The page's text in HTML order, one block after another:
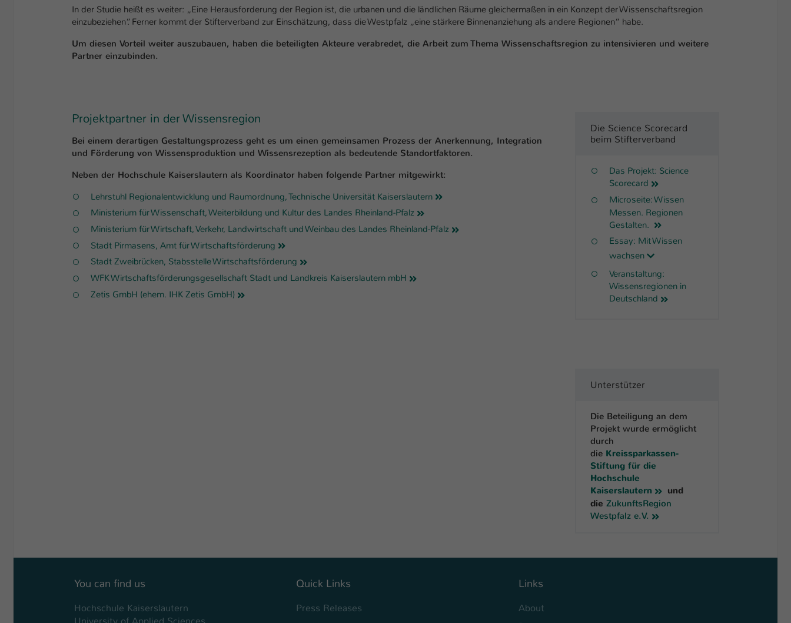
In der Studie heißt es weiter: „Eine Herausforderung der Region ist, die urbanen und die ländlichen Räume gleichermaßen in ein Konzept der Wissenschaftsregion
einzubeziehen“. Ferner kommt der Stifterverband zur Einschätzung, dass die Westpfalz „eine stärkere Binnenanziehung als andere Regionen“ habe.
Um diesen Vorteil weiter auszubauen, haben die beteiligten Akteure verabredet, die Arbeit zum Thema Wissenschaftsregion zu intensivieren und weitere
Partner einzubinden.
Projektpartner in der Wissensregion
Bei einem derartigen Gestaltungsprozess geht es um einen gemeinsamen Prozess der Anerkennung, Integration
und Förderung von Wissensproduktion und Wissensrezeption als bedeutende Standortfaktoren.
Neben der Hochschule Kaiserslautern als Koordinator haben folgende Partner mitgewirkt:
Lehrstuhl Regionalentwicklung und Raumordnung, Technische Universität Kaiserslautern
Ministerium für Wissenschaft, Weiterbildung und Kultur des Landes Rheinland-Pfalz
Ministerium für Wirtschaft, Verkehr, Landwirtschaft und Weinbau des Landes Rheinland-Pfalz
Stadt Pirmasens, Amt für Wirtschaftsförderung
Stadt Zweibrücken, Stabsstelle Wirtschaftsförderung
WFK Wirtschaftsförderungsgesellschaft Stadt und Landkreis Kaiserslautern mbH
Zetis GmbH (ehem. IHK Zetis GmbH)
Die Science Scorecard
beim Stifterverband
Das Projekt: Science
Scorecard
Microseite: Wissen
Messen. Regionen
Gestalten.
Essay: Mit Wissen
wachsen
Veranstaltung:
Wissensregionen in
Deutschland
Unterstützer
Die Beteiligung an dem
Projekt wurde ermöglicht
durch
die Kreissparkassen-
Stiftung für die
Hochschule
Kaiserslautern
und
die ZukunftsRegion
Westpfalz e.V.
You can find us
Hochschule Kaiserslautern
Quick Links
Press Releases
Links
About